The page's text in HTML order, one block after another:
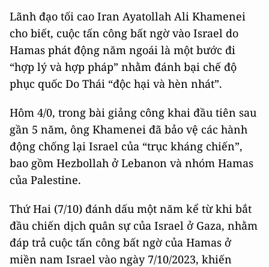
Lãnh đạo tối cao Iran Ayatollah Ali Khamenei
cho biết, cuộc tấn công bất ngờ vào Israel do
Hamas phát động năm ngoái là một bước đi
“hợp lý và hợp pháp” nhằm đánh bại chế độ
phục quốc Do Thái “độc hại và hèn nhát”.
Hôm 4/0, trong bài giảng công khai đầu tiên sau
gần 5 năm, ông Khamenei đã bảo vệ các hành
động chống lại Israel của “trục kháng chiến”,
bao gồm Hezbollah ở Lebanon và nhóm Hamas
của Palestine.
Thứ Hai (7/10) đánh dấu một năm kể từ khi bắt
đầu chiến dịch quân sự của Israel ở Gaza, nhằm
đáp trả cuộc tấn công bất ngờ của Hamas ở
miền nam Israel vào ngày 7/10/2023, khiến